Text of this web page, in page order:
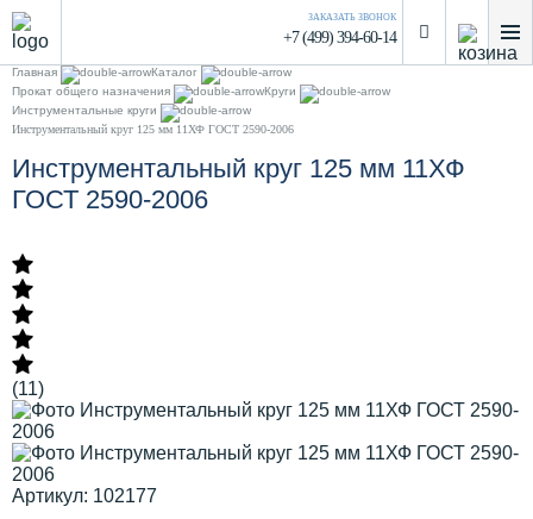
ЗАКАЗАТЬ ЗВОНОК
+7 (499) 394-60-14
Главная
Каталог
Прокат общего назначения
Круги
Инструментальные круги
Инструментальный круг 125 мм 11ХФ ГОСТ 2590-2006
Инструментальный круг 125 мм 11ХФ
ГОСТ 2590-2006
(11)
Артикул: 102177